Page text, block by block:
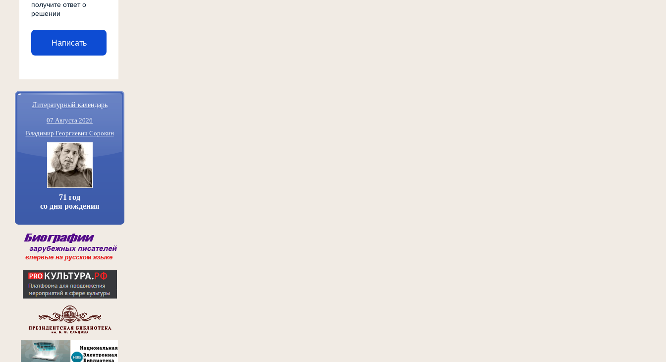
получите ответ о
решении
Написать
Литературный календарь
07 Августа 2026
Владимир Георгиевич Сорокин
71 год
со дня рождения